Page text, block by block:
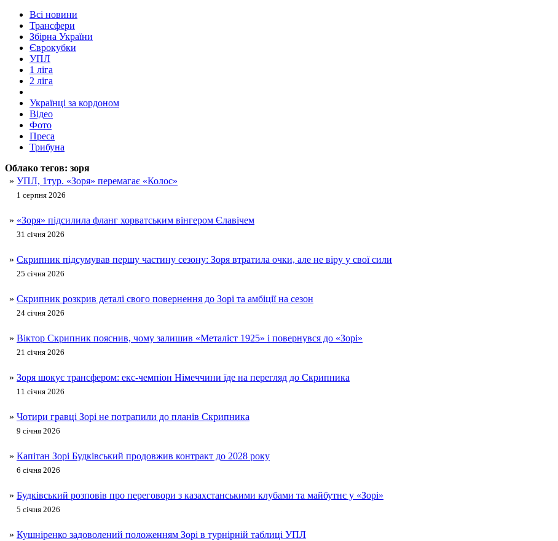
Всі новини
Трансфери
Збірна України
Єврокубки
УПЛ
1 ліга
2 ліга
Українці за кордоном
Відео
Фото
Преса
Трибуна
Облако тегов: зоря
» УПЛ, 1тур. «Зоря» перемагає «Колос»
1 серпня 2026
» «Зоря» підсилила фланг хорватським вінгером Єлавічем
31 січня 2026
» Скрипник підсумував першу частину сезону: Зоря втратила очки, але не віру у свої сили
25 січня 2026
» Скрипник розкрив деталі свого повернення до Зорі та амбіції на сезон
24 січня 2026
» Віктор Скрипник пояснив, чому залишив «Металіст 1925» і повернувся до «Зорі»
21 січня 2026
» Зоря шокує трансфером: екс-чемпіон Німеччини їде на перегляд до Скрипника
11 січня 2026
» Чотири гравці Зорі не потрапили до планів Скрипника
9 січня 2026
» Капітан Зорі Будківський продовжив контракт до 2028 року
6 січня 2026
» Будківський розповів про переговори з казахстанськими клубами та майбутнє у «Зорі»
5 січня 2026
» Кушніренко задоволений положенням Зорі в турнірній таблиці УПЛ